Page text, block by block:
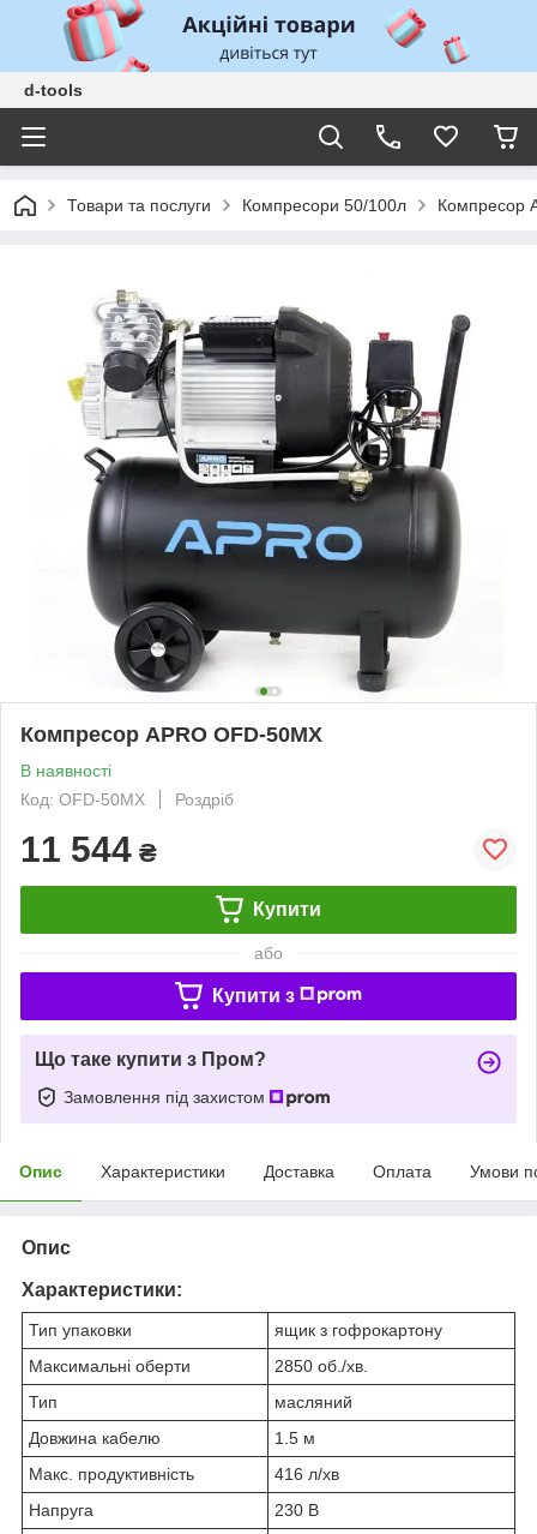
d-tools
Товари та послуги Компресори 50/100л Компресор
Компресор APRO OFD-50MX
В наявності
Код: OFD-50MX
Роздріб
11 544 ₴
Купити
або
Купити з
Що таке купити з Пром?
Замовлення під захистом
Опис Характеристики Доставка Оплата Умови
Опис
Характеристики:
Тип упаковки
ящик з гофрокартону
Максимальні оберти
2850 об./хв.
Тип
масляний
Довжина кабелю
1.5 м
Макс. продуктивність
416 л/хв
Напруга
230 В